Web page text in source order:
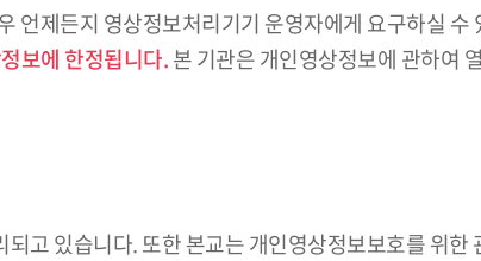
언제든지 영상정보처리기기 운영자에게 요구하실 수
보에 한정됩니다.본 기관은 개인영상정보에 관하여
고 있습니다. 또한 본교는 개인영상정보보호를 위